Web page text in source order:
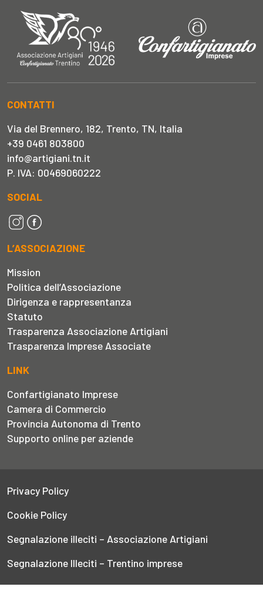
CONTATTI
Via del Brennero, 182, Trento, TN, Italia
+39 0461 803800
info@artigiani.tn.it
P. IVA: 00469060222
SOCIAL
L’ASSOCIAZIONE
Mission
Politica dell’Associazione
Dirigenza e rappresentanza
Statuto
Trasparenza Associazione Artigiani
Trasparenza Imprese Associate
LINK
Confartigianato Imprese
Camera di Commercio
Provincia Autonoma di Trento
Supporto online per aziende
Privacy Policy
Cookie Policy
Segnalazione illeciti – Associazione Artigiani
Segnalazione Illeciti – Trentino imprese